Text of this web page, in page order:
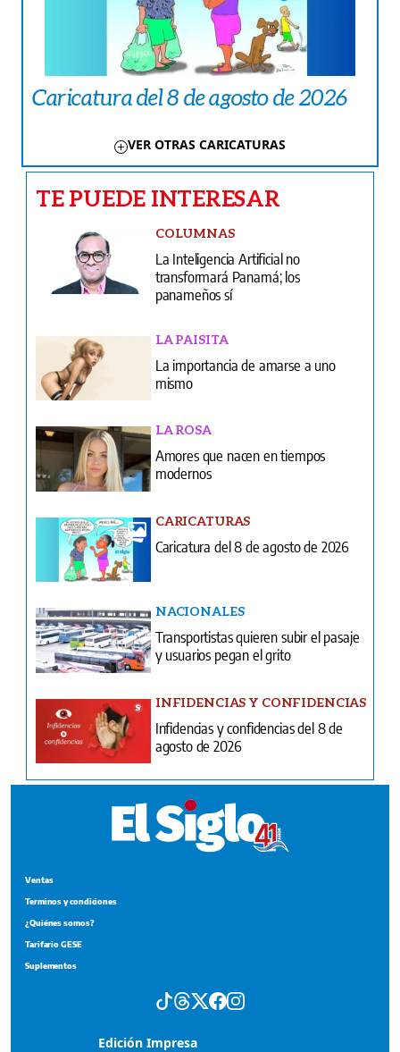
Caricatura del 8 de agosto de 2026
VER OTRAS CARICATURAS
TE PUEDE INTERESAR
COLUMNAS
La Inteligencia Artificial no
transformará Panamá; los
panameños sí
LA PAISITA
La importancia de amarse a uno
mismo
LA ROSA
Amores que nacen en tiempos
modernos
CARICATURAS
Caricatura del 8 de agosto de 2026
NACIONALES
Transportistas quieren subir el pasaje
y usuarios pegan el grito
INFIDENCIAS Y CONFIDENCIAS
Infidencias y confidencias del 8 de
agosto de 2026
Ventas
Terminos y condiciones
¿Quiénes somos?
Tarifario GESE
Suplementos
Edición Impresa